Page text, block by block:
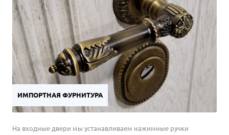
ИМПОРТНАЯ ФУРНИТУРА
На входные двери мы устанавливаем нажимные ручки